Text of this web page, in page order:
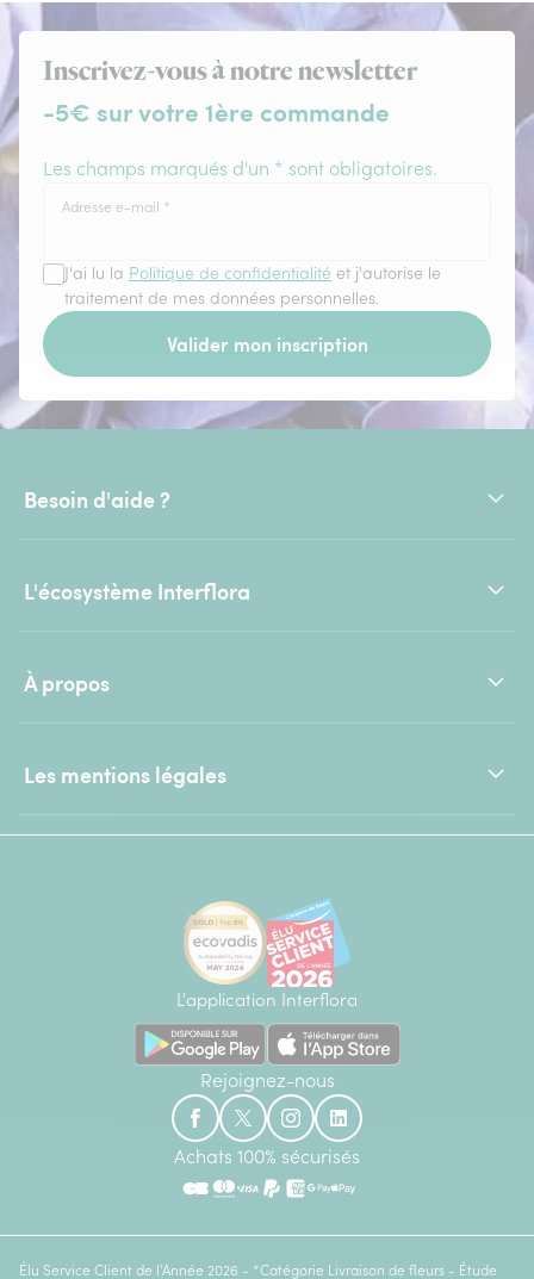
Inscrivez-vous à notre newsletter
-5€ sur votre 1ère commande
Les champs marqués d'un * sont obligatoires.
Adresse e-mail *
J'ai lu la Politique de confidentialité et j'autorise le
traitement de mes données personnelles.
Valider mon inscription
Besoin d'aide ?
L'écosystème Interflora
À propos
Les mentions légales
L'application Interflora
Rejoignez-nous
Achats 100% sécurisés
Élu Service Client de l'Année 2026 - *Catégorie Livraison de fleurs - Étude